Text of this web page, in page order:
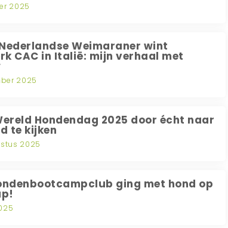
2025
Weimaraner wint
CAC in Italië: mijn verhaal met
2025
Hondendag 2025 door écht naar
te kijken
2025
ging met hond op